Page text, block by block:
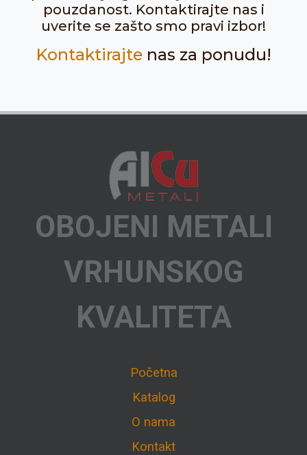
pouzdanost. Kontaktirajte nas i
uverite se zašto smo pravi izbor!
Kontaktirajtenas za ponudu!
OBOJENI METALI
VRHUNSKOG
KVALITETA
Početna
Katalog
O nama
Kontakt